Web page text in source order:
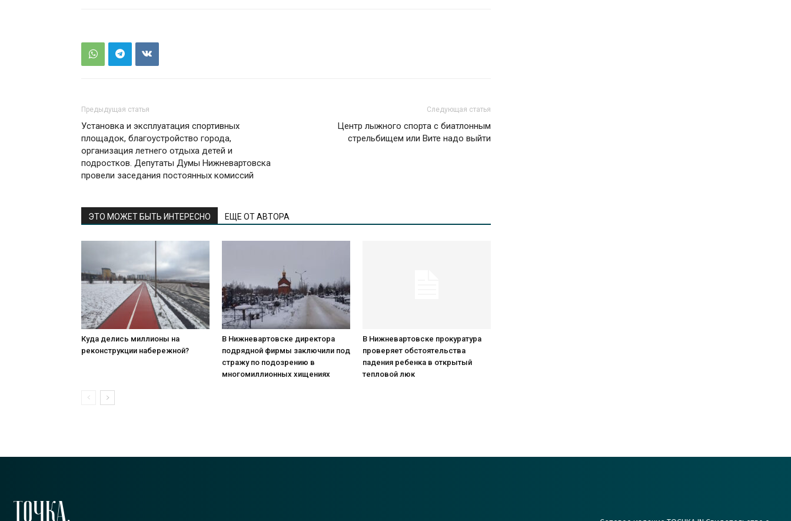
Предыдущая статья
Установка и эксплуатация спортивных
площадок, благоустройство города,
организация летнего отдыха детей и
подростков. Депутаты Думы Нижневартовска
провели заседания постоянных комиссий
Следующая статья
Центр лыжного спорта с биатлонным
стрельбищем или Вите надо выйти
ЭТО МОЖЕТ БЫТЬ ИНТЕРЕСНО ЕЩЕ ОТ АВТОРА
Куда делись миллионы на
реконструкции набережной?
В Нижневартовске директора
подрядной фирмы заключили под
стражу по подозрению в
многомиллионных хищениях
В Нижневартовске прокуратура
проверяет обстоятельства
падения ребенка в открытый
тепловой люк
ТОЧКА.